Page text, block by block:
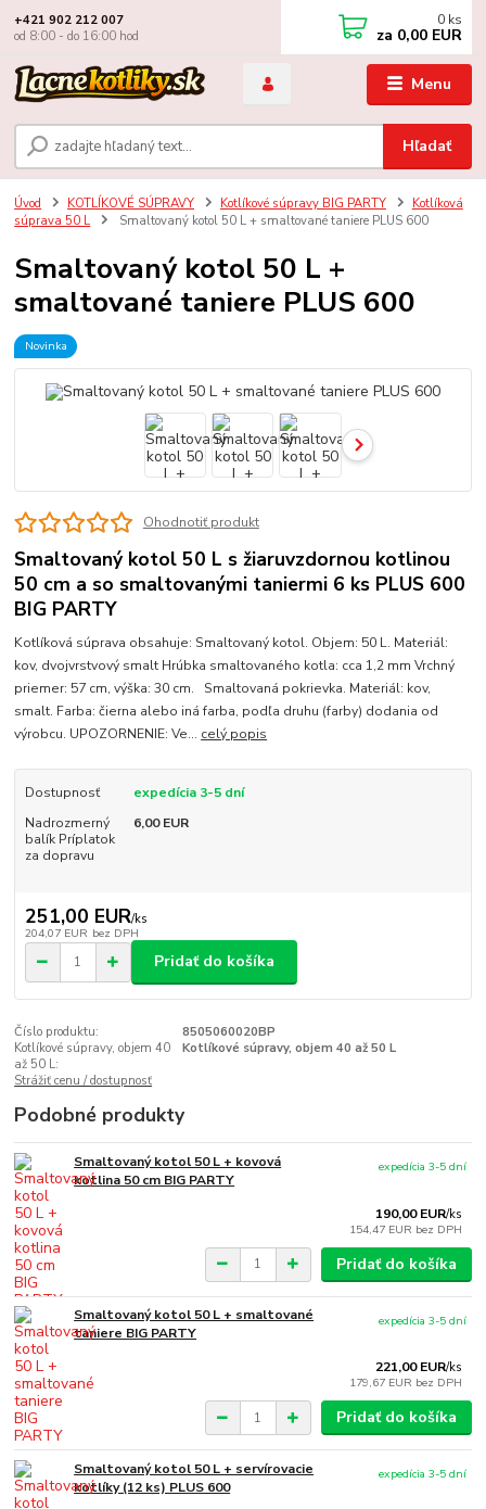
Menu
Hľadať
+421 902 212 007
od 8:00 - do 16:00 hod
0 ks
za 0,00 EUR
Úvod KOTLÍKOVÉ SÚPRAVY Kotlíkové súpravy BIG PARTY
Kotlíková
súprava 50 L
Smaltovaný kotol 50 L + smaltované taniere PLUS 600
Smaltovaný kotol 50 L +
smaltované taniere PLUS 600
Novinka
Ohodnotiť produkt
Smaltovaný kotol 50 L s žiaruvzdornou kotlinou
50 cm a so smaltovanými taniermi 6 ks PLUS 600
BIG PARTY
Kotlíková súprava obsahuje: Smaltovaný kotol. Objem: 50 L. Materiál:
kov, dvojvrstvový smalt Hrúbka smaltovaného kotla: cca 1,2 mm Vrchný
priemer: 57 cm, výška: 30 cm. Smaltovaná pokrievka. Materiál: kov,
smalt. Farba: čierna alebo iná farba, podľa druhu (farby) dodania od
výrobcu. UPOZORNENIE: Ve... celý popis
Dostupnosť
expedícia 3-5 dní
Nadrozmerný
balík Príplatok
za dopravu
6,00 EUR
251,00 EUR/ks
204,07 EUR bez DPH
Pridať do košíka
Číslo produktu:
8505060020BP
Kotlíkové súpravy, objem 40
až 50 L:
Kotlíkové súpravy, objem 40 až 50 L
Strážiť cenu / dostupnosť
Podobné produkty
Smaltovaný kotol 50 L + kovová
kotlina 50 cm BIG PARTY
190,00 EUR/ks
154,47 EUR bez DPH
expedícia 3-5 dní
Pridať do košíka
Smaltovaný kotol 50 L + smaltované
taniere BIG PARTY
221,00 EUR/ks
179,67 EUR bez DPH
expedícia 3-5 dní
Pridať do košíka
Smaltovaný kotol 50 L + servírovacie
kotlíky (12 ks) PLUS 600
expedícia 3-5 dní